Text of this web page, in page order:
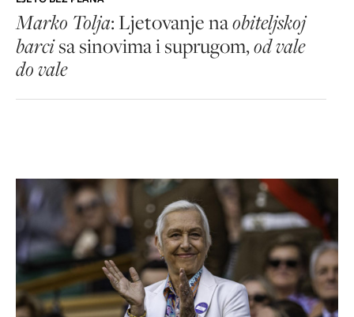
Marko Tolja: Ljetovanje naobiteljskoj
barcisa sinovima i suprugom,od vale
do vale